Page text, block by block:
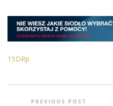
15DRp
PREVIOUS POST